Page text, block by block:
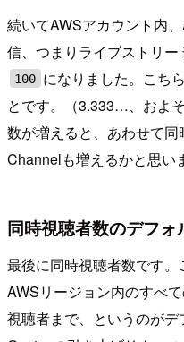
続いてAWSアカウント内
信、つまりライブストリ
100 になりました。こち
とです。（3.333…、およ
数が増えると、あわせて
Channelも増えるかと思い
同時視聴者数のデフォ
最後に同時視聴者数です。
AWSリージョン内のすべ
視聴者まで、というのが